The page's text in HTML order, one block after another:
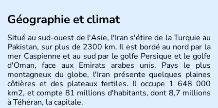
Géographie et climat
Situé au sud-ouest de l'Asie, l'Iran s'étire de la Turquie au
Pakistan, sur plus de 2300 km. Il est bordé au nord par la
mer Caspienne et au sud par le golfe Persique et le golfe
d'Oman, face aux Emirats arabes unis. Pays le plus
montagneux du globe, l'Iran présente quelques plaines
côtières et des plateaux fertiles. Il occupe 1 648 000
km2, et compte 81 millions d'habitants, dont 8,7 millions
à Téhéran, la capitale.